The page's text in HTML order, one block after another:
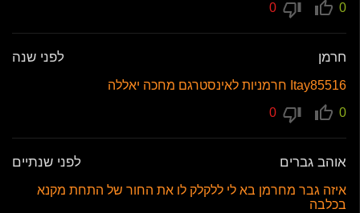
0
חרמן לפני שנה
Itay85516 חרמניות לאינסטרגם מחכה יאללה
0
אוהב גברים לפני שנתיים
איזה גבר מחרמן בא לי ללקלק לו את החור של התחת מקנא
בכלבה